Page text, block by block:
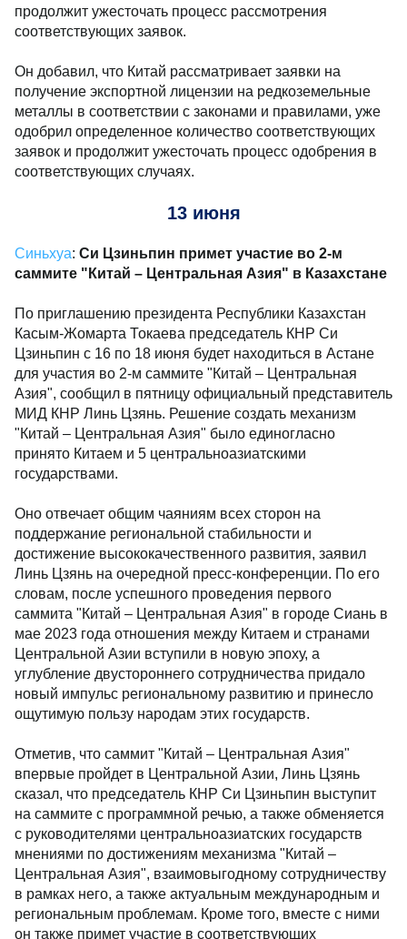
продолжит ужесточать процесс рассмотрения
соответствующих заявок.
Он добавил, что Китай рассматривает заявки на
получение экспортной лицензии на редкоземельные
металлы в соответствии с законами и правилами, уже
одобрил определенное количество соответствующих
заявок и продолжит ужесточать процесс одобрения в
соответствующих случаях.
13 июня
Синьхуа: Си Цзиньпин примет участие во 2-м
саммите "Китай – Центральная Азия" в Казахстане
По приглашению президента Республики Казахстан
Касым-Жомарта Токаева председатель КНР Си
Цзиньпин с 16 по 18 июня будет находиться в Астане
для участия во 2-м саммите "Китай – Центральная
Азия", сообщил в пятницу официальный представитель
МИД КНР Линь Цзянь. Решение создать механизм
"Китай – Центральная Азия" было единогласно
принято Китаем и 5 центральноазиатскими
государствами.
Оно отвечает общим чаяниям всех сторон на
поддержание региональной стабильности и
достижение высококачественного развития, заявил
Линь Цзянь на очередной пресс-конференции. По его
словам, после успешного проведения первого
саммита "Китай – Центральная Азия" в городе Сиань в
мае 2023 года отношения между Китаем и странами
Центральной Азии вступили в новую эпоху, а
углубление двустороннего сотрудничества придало
новый импульс региональному развитию и принесло
ощутимую пользу народам этих государств.
Отметив, что саммит "Китай – Центральная Азия"
впервые пройдет в Центральной Азии, Линь Цзянь
сказал, что председатель КНР Си Цзиньпин выступит
на саммите с программной речью, а также обменяется
с руководителями центральноазиатских государств
мнениями по достижениям механизма "Китай –
Центральная Азия", взаимовыгодному сотрудничеству
в рамках него, а также актуальным международным и
региональным проблемам. Кроме того, вместе с ними
он также примет участие в соответствующих